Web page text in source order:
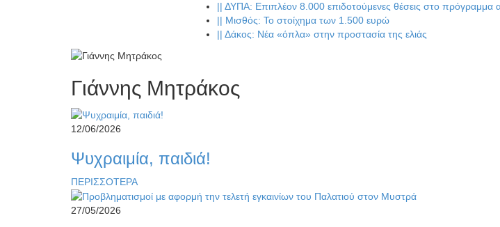
|| ΔΥΠΑ: Επιπλέον 8.000 επιδοτούμενες θέσεις στο
|| Μισθός: Το στοίχημα των 1.500 ευρώ
|| Δάκος: Νέα «όπλα» στην προστασία της ελιάς
Γιάννης Μητράκος
12/06/2026
Ψυχραιμία, παιδιά!
ΠΕΡΙΣΣΟΤΕΡΑ
27/05/2026